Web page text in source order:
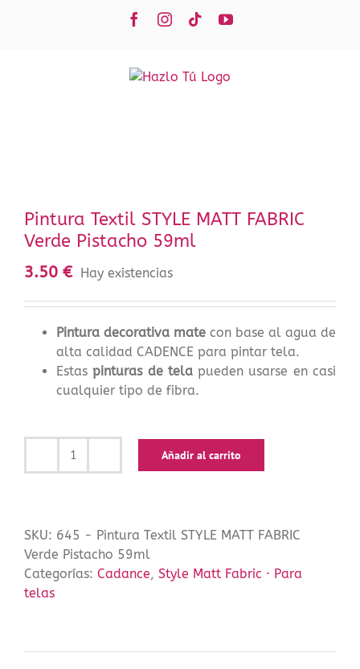
FacebookInstagram
TiktokYouTube
Pintura Textil STYLE MATT FABRIC
Verde Pistacho 59ml
3.50 € Hay existencias
Pintura decorativa mate con base al agua de
alta calidad CADENCE para pintar tela.
Estaspinturas de telapueden usarse en casi
cualquier tipo de fibra.
Pintura
FABRIC
Verde
Pistacho
Añadir al carrito
SKU: 645 - Pintura Textil STYLE MATT FABRIC
Verde Pistacho 59ml
Categorías: Cadance, Style Matt Fabric · Para
telas